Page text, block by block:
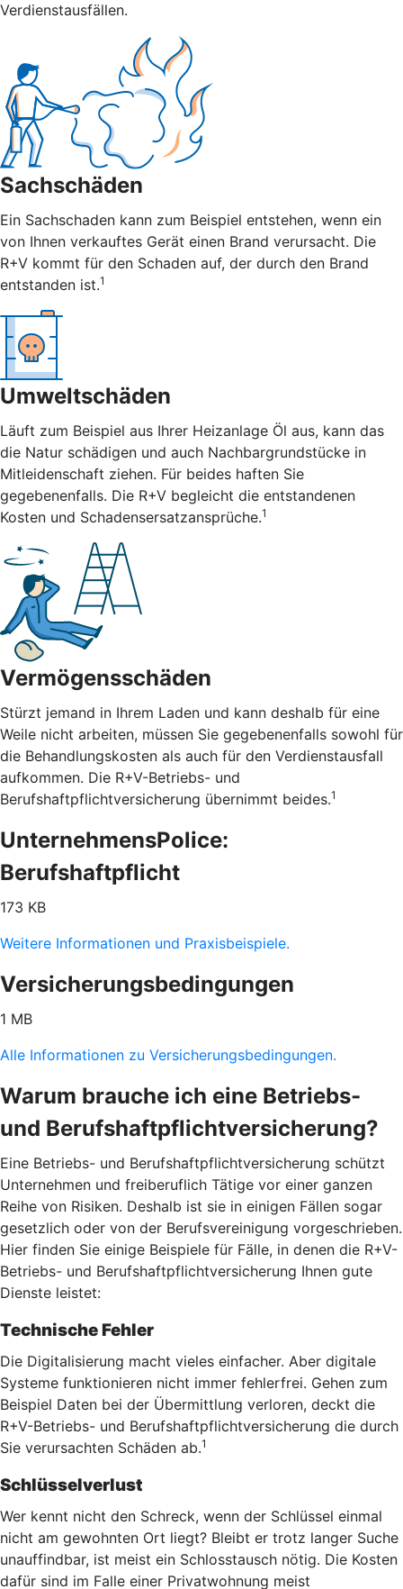
Verdienstausfällen.
Sachschäden
Ein Sachschaden kann zum Beispiel entstehen, wenn ein
von Ihnen verkauftes Gerät einen Brand verursacht. Die
R+V kommt für den Schaden auf, der durch den Brand
entstanden ist.1
Umweltschäden
Läuft zum Beispiel aus Ihrer Heizanlage Öl aus, kann das
die Natur schädigen und auch Nachbargrundstücke in
Mitleidenschaft ziehen. Für beides haften Sie
gegebenenfalls. Die R+V begleicht die entstandenen
Kosten und Schadensersatzansprüche.1
Vermögensschäden
Stürzt jemand in Ihrem Laden und kann deshalb für eine
Weile nicht arbeiten, müssen Sie gegebenenfalls sowohl für
die Behandlungskosten als auch für den Verdienstausfall
aufkommen. Die R+V-Betriebs- und
Berufshaftpflichtversicherung übernimmt beides.1
UnternehmensPolice:
Berufshaftpflicht
173 KB
Weitere Informationen und Praxisbeispiele.
Versicherungsbedingungen
1 MB
Alle Informationen zu Versicherungsbedingungen.
Warum brauche ich eine Betriebs-
und Berufshaftpflichtversicherung?
Eine Betriebs- und Berufshaftpflichtversicherung schützt
Unternehmen und freiberuflich Tätige vor einer ganzen
Reihe von Risiken. Deshalb ist sie in einigen Fällen sogar
gesetzlich oder von der Berufsvereinigung vorgeschrieben.
Hier finden Sie einige Beispiele für Fälle, in denen die R+V-
Betriebs- und Berufshaftpflichtversicherung Ihnen gute
Dienste leistet:
Technische Fehler
Die Digitalisierung macht vieles einfacher. Aber digitale
Systeme funktionieren nicht immer fehlerfrei. Gehen zum
Beispiel Daten bei der Übermittlung verloren, deckt die
R+V-Betriebs- und Berufshaftpflichtversicherung die durch
Sie verursachten Schäden ab.1
Schlüsselverlust
Wer kennt nicht den Schreck, wenn der Schlüssel einmal
nicht am gewohnten Ort liegt? Bleibt er trotz langer Suche
unauffindbar, ist meist ein Schlosstausch nötig. Die Kosten
dafür sind im Falle einer Privatwohnung meist